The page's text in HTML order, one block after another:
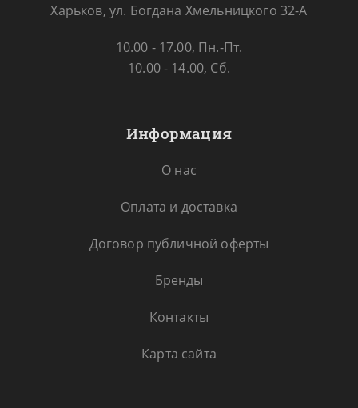
Харьков, ул. Богдана Хмельницкого 32-А
10.00 - 17.00, Пн.-Пт.
10.00 - 14.00, Сб.
Информация
О нас
Оплата и доставка
Договор публичной оферты
Бренды
Контакты
Карта сайта